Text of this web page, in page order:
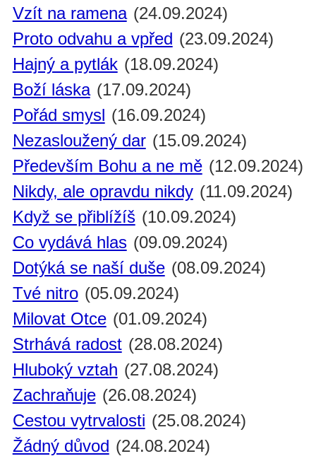
Vzít na ramena (24.09.2024)
Proto odvahu a vpřed (23.09.2024)
Hajný a pytlák (18.09.2024)
Boží láska (17.09.2024)
Pořád smysl (16.09.2024)
Nezasloužený dar (15.09.2024)
Především Bohu a ne mě (12.09.2024)
Nikdy, ale opravdu nikdy (11.09.2024)
Když se přiblížíš (10.09.2024)
Co vydává hlas (09.09.2024)
Dotýká se naší duše (08.09.2024)
Tvé nitro (05.09.2024)
Milovat Otce (01.09.2024)
Strhává radost (28.08.2024)
Hluboký vztah (27.08.2024)
Zachraňuje (26.08.2024)
Cestou vytrvalosti (25.08.2024)
Žádný důvod (24.08.2024)